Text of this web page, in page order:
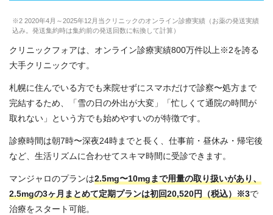
※2 2020年4月～2025年12月当クリニックのオンライン診療実績（お薬の発送実績
込み。発送集約時は集約前の発送回数に転換して計算）
クリニックフォアは、オンライン診療実績800万件以上※2を誇る
大手クリニックです。
札幌に住んでいる方でも来院せずにスマホだけで診察〜処方まで
完結するため、「雪の日の外出が大変」「忙しくて通院の時間が
取れない」という方でも始めやすいのが特徴です。
診療時間は朝7時〜深夜24時までと長く、仕事前・昼休み・帰宅後
など、生活リズムに合わせてスキマ時間に受診できます。
マンジャロのプランは2.5mg〜10mgまで用量の取り扱いがあり、
2.5mgの3ヶ月まとめて定期プランは初回20,520円（税込）※3で
治療をスタート可能。